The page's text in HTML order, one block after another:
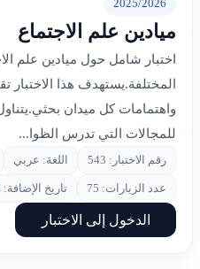
2025/2026
ميادين علم الاجتماع
اختبار شامل حول ميادين علم
المختلفة.يستهدف هذا الاختبار
واهتمامات كل ميدان
للمجالات التي تدرس الظوا...
رقم الاختبار: 543 اللغة: عربي
عدد الزيارات: 75 تاريخ الإضافة: 2026-06-02
الدخول إلى الاختبار